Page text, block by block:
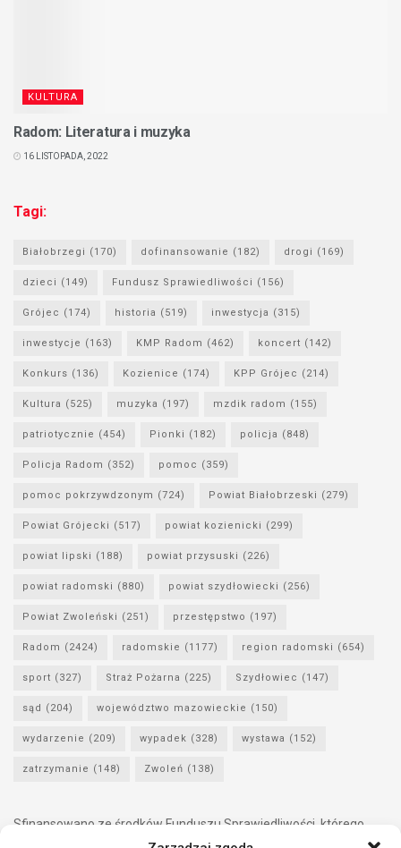
KULTURA
Radom: Literatura i muzyka
16 LISTOPADA, 2022
Tagi:
Białobrzegi (170) dofinansowanie (182) drogi (169)
dzieci (149) Fundusz Sprawiedliwości (156)
Grójec (174) historia (519) inwestycja (315)
inwestycje (163) KMP Radom (462) koncert (142)
Konkurs (136) Kozienice (174) KPP Grójec (214)
Kultura (525) muzyka (197) mzdik radom (155)
patriotycznie (454) Pionki (182) policja (848)
Policja Radom (352) pomoc (359)
pomoc pokrzywdzonym (724) Powiat Białobrzeski (279)
Powiat Grójecki (517) powiat kozienicki (299)
powiat lipski (188) powiat przysuski (226)
powiat radomski (880) powiat szydłowiecki (256)
Powiat Zwoleński (251) przestępstwo (197)
Radom (2424) radomskie (1177) region radomski (654)
sport (327) Straż Pożarna (225) Szydłowiec (147)
sąd (204) województwo mazowieckie (150)
wydarzenie (209) wypadek (328) wystawa (152)
zatrzymanie (148) Zwoleń (138)
Sfinansowano ze środków Funduszu Sprawiedliwości, którego
dysponentem jest Minister Sprawiedliwości.